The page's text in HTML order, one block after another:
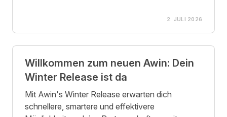
2. JULI 2026
Willkommen zum neuen Awin: Dein
Winter Release ist da
Mit Awin's Winter Release erwarten dich
schnellere, smartere und effektivere